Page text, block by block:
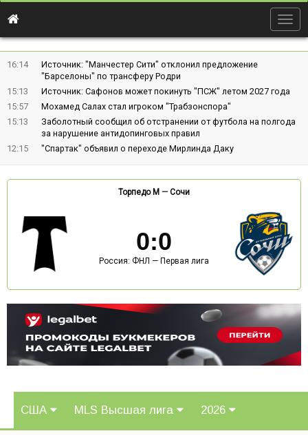
16:14
Источник: "Манчестер Сити" отклонил предложение
"Барселоны" по трансферу Родри
15:13
Источник: Сафонов может покинуть "ПСЖ" летом 2027 года
15:57
Мохамед Салах стал игроком "Трабзонспора"
15:13
Заболотный сообщил об отстранении от футбола на полгода
за нарушение антидопинговых правил
12:15
"Спартак" объявил о переходе Мирлинда Даку
Торпедо М — Сочи
0:0
Россия: ФНЛ — Первая лига
США MLS Высшая лига 2026